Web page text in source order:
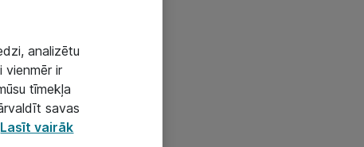
analizētu
vienmēr ir
tīmekļa
savas
Lasīt vairāk